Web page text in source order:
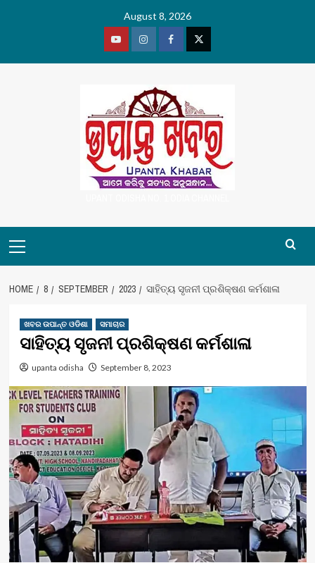
August 8, 2026
YoutubeVimeoFacebookTwitter
Menu
HOME 8 SEPTEMBER 2023 ସାହିତ୍ୟ ସୃଜନୀ ପ୍ରଶିକ୍ଷଣ କର୍ମଶାଳା
ଖବର ଉପାନ୍ତ ଓଡିଶା ସମାଚାର
ସାହିତ୍ୟ ସୃଜନୀ ପ୍ରଶିକ୍ଷଣ କର୍ମଶାଳା
upanta odisha September 8, 2023